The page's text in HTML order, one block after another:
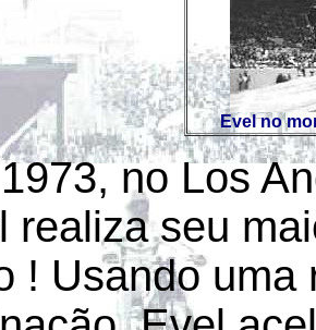
Evel no
no Los
realiza seu
! Usando uma